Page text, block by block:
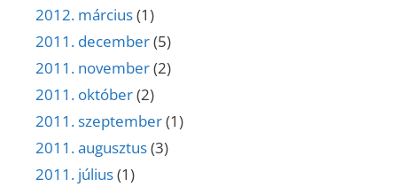
2012. március(1)
2011. december(5)
2011. november(2)
2011. október(2)
2011. szeptember(1)
2011. augusztus(3)
2011. július(1)